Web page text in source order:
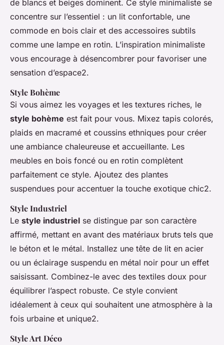
de blancs et beiges dominent. Ce style minimaliste se
concentre sur l’essentiel : un lit confortable, une
commode en bois clair et des accessoires subtils
comme une lampe en rotin. L’inspiration minimaliste
vous encourage à désencombrer pour favoriser une
sensation d’espace2.
Style Bohème
Si vous aimez les voyages et les textures riches, le
style bohème est fait pour vous. Mixez tapis colorés,
plaids en macramé et coussins ethniques pour créer
une ambiance chaleureuse et accueillante. Les
meubles en bois foncé ou en rotin complètent
parfaitement ce style. Ajoutez des plantes
suspendues pour accentuer la touche exotique chic2.
Style Industriel
Le style industriel se distingue par son caractère
affirmé, mettant en avant des matériaux bruts tels que
le béton et le métal. Installez une tête de lit en acier
ou un éclairage suspendu en métal noir pour un effet
saisissant. Combinez-le avec des textiles doux pour
équilibrer l’aspect robuste. Ce style convient
idéalement à ceux qui souhaitent une atmosphère à la
fois urbaine et unique2.
Style Art Déco